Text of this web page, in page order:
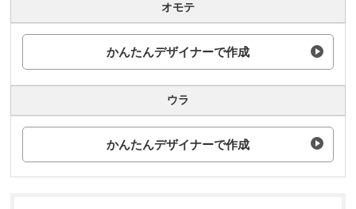
オモテ
かんたんデザイナーで作成
ウラ
かんたんデザイナーで作成